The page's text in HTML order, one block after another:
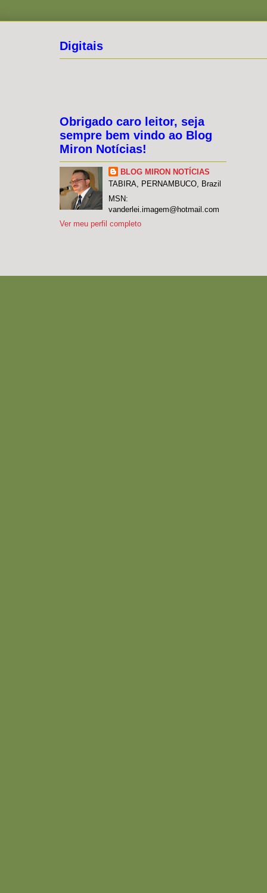
Digitais
Obrigado caro leitor, seja
sempre bem vindo ao Blog
Miron Notícias!
BLOG MIRON NOTÍCIAS
TABIRA, PERNAMBUCO, Brazil
MSN:
vanderlei.imagem@hotmail.com
Ver meu perfil completo